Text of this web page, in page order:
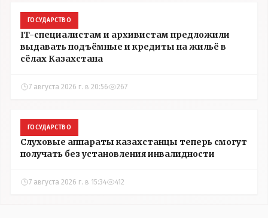
ГОСУДАРСТВО
IT-специалистам и архивистам предложили
выдавать подъёмные и кредиты на жильё в
сёлах Казахстана
7 августа 2026 г. в 20:56 267
ГОСУДАРСТВО
Слуховые аппараты казахстанцы теперь смогут
получать без установления инвалидности
7 августа 2026 г. в 15:34 412